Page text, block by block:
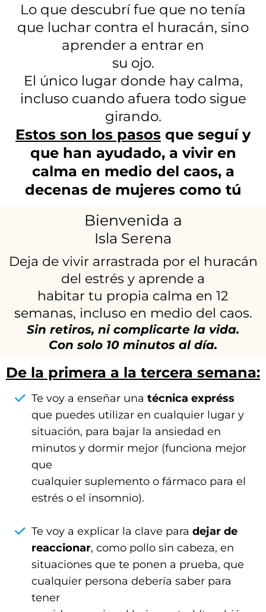
Lo que descubrí fue que no tenía
que luchar contra el huracán, sino
aprender a entrar en
su ojo.
El único lugar donde hay calma,
incluso cuando afuera todo sigue
girando.
Estos son los pasos que seguí y
que han ayudado, a vivir en
calma en medio del caos, a
decenas de mujeres como tú
Bienvenida a
Isla Serena
Deja de vivir arrastrada por el huracán
del estrés y aprende a
habitar tu propia calma en 12
semanas, incluso en medio del caos.
Sin retiros, ni complicarte la vida.
Con solo 10 minutos al día.
De la primera a la tercera semana:
Te voy a enseñar una técnica expréss
que puedes utilizar en cualquier lugar y
situación, para bajar la ansiedad en
minutos y dormir mejor (funciona mejor
que
cualquier suplemento o fármaco para el
estrés o el insomnio).
Te voy a explicar la clave para dejar de
reaccionar, como pollo sin cabeza, en
situaciones que te ponen a prueba, que
cualquier persona debería saber para
tener